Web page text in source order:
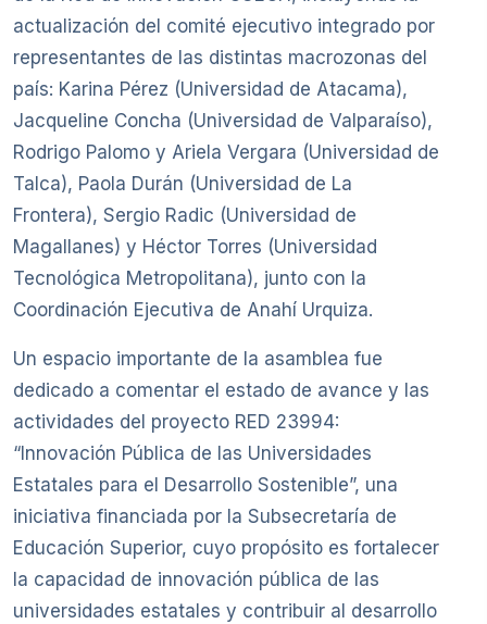
actualización del comité ejecutivo integrado por
representantes de las distintas macrozonas del
país: Karina Pérez (Universidad de Atacama),
Jacqueline Concha (Universidad de Valparaíso),
Rodrigo Palomo y Ariela Vergara (Universidad de
Talca), Paola Durán (Universidad de La
Frontera), Sergio Radic (Universidad de
Magallanes) y Héctor Torres (Universidad
Tecnológica Metropolitana), junto con la
Coordinación Ejecutiva de Anahí Urquiza.
Un espacio importante de la asamblea fue
dedicado a comentar el estado de avance y las
actividades del proyecto RED 23994:
“Innovación Pública de las Universidades
Estatales para el Desarrollo Sostenible”, una
iniciativa financiada por la Subsecretaría de
Educación Superior, cuyo propósito es fortalecer
la capacidad de innovación pública de las
universidades estatales y contribuir al desarrollo